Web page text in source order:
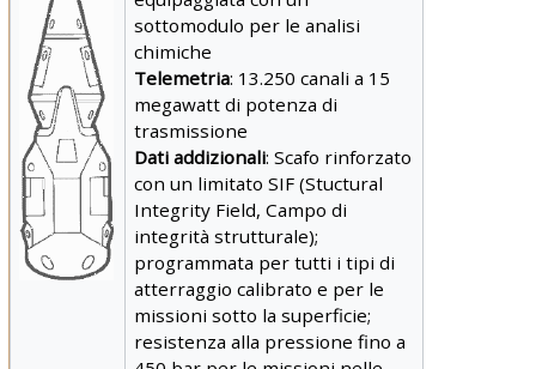
sottomodulo per le analisi
chimiche
Telemetria: 13.250 canali a 15
megawatt di potenza di
trasmissione
Dati addizionali: Scafo rinforzato
con un limitato SIF (Stuctural
Integrity Field, Campo di
integrità strutturale);
programmata per tutti i tipi di
atterraggio calibrato e per le
missioni sotto la superficie;
resistenza alla pressione fino a